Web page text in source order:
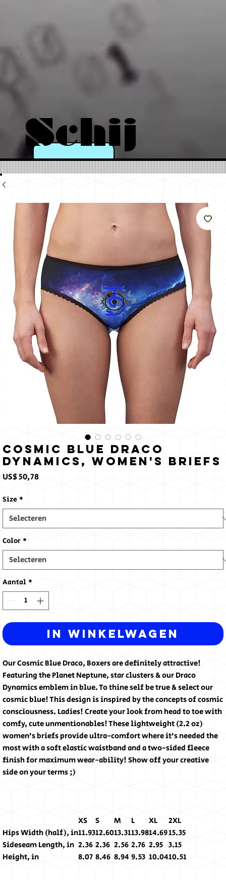
Schij
n als
de
zon
Cosmic Blue Draco
Dynamics, Women's Briefs
US$ 50,78Prijs
Size *
Color *
Aantal *
In winkelwagen
Our Cosmic Blue Draco, Boxers are definitely attractive!
Featuring the Planet Neptune, star clusters & our Draco
Dynamics emblem in blue. To thine self be true & select our
cosmic blue! This design is inspired by the concepts of cosmic
consciousness. Ladies! Create your look from head to toe with
comfy, cute unmentionables! These lightweight (2.2 oz)
women’s briefs provide ultra-comfort where it’s needed the
most with a soft elastic waistband and a two-sided fleece
finish for maximum wear-ability! Show off your creative
side on your terms ;)
XS S M L XL
2XL
Hips Width (half), in11.9312.6013.3113.9814.6915.35
Sideseam Length, in 2.36 2.36 2.56 2.76 2.95 3.15
Height, in
8.07 8.46 8.94 9.53 10.0410.51